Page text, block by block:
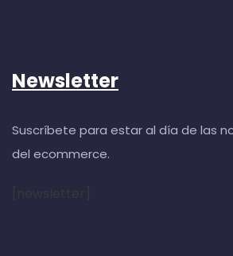
Newsletter
Suscríbete para estar al día de las
del ecommerce.